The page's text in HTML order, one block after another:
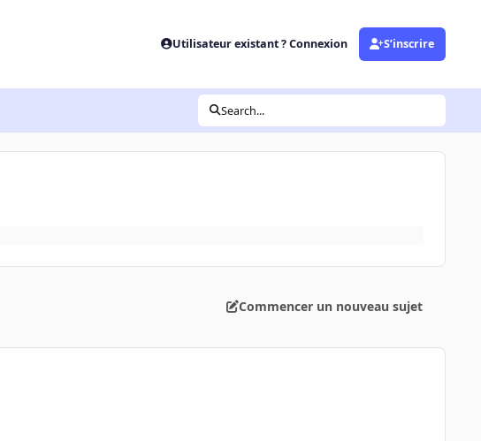
Utilisateur existant ? Connexion S’inscrire
Search...
Commencer un nouveau sujet